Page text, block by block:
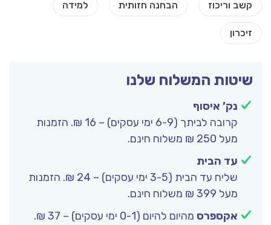
שיטות המשלוח שלנו
נק’ איסוף
קרובה לביתך (6-9 ימי עסקים) – 16 ₪. הזמנות
מעל 250 ₪ משלוח חינם.
עד הבית
שליח עד הבית (3-5 ימי עסקים) – 24 ₪. הזמנות
מעל 399 ₪ משלוח חינם.
אקספרס מהיום להיום (0-1 ימי עסקים) – 37 ₪.